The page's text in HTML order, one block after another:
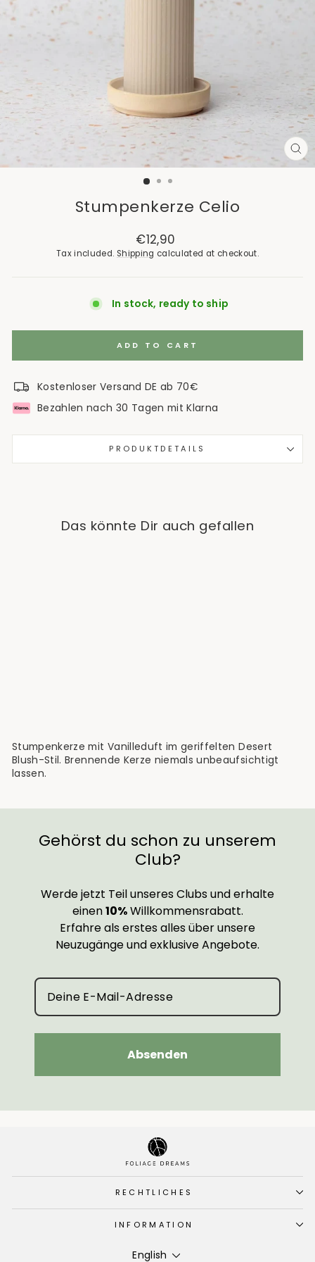
Stumpenkerze Celio
Regular
price
€12,90
Tax included. Shipping calculated at checkout.
In stock, ready to ship
ADD TO CART
Kostenloser Versand DE ab 70€
Bezahlen nach 30 Tagen mit Klarna
PRODUKTDETAILS
Das könnte Dir auch gefallen
Stumpenkerze mit Vanilleduft im geriffelten Desert
Blush-Stil. Brennende Kerze niemals unbeaufsichtigt
lassen.
Gehörst du schon zu unserem
Club?
Werde jetzt Teil unseres Clubs und erhalte
einen10%Willkommensrabatt.
Erfahre als erstes alles über unsere
Neuzugänge und exklusive Angebote.
Absenden
RECHTLICHES
INFORMATION
Language
English